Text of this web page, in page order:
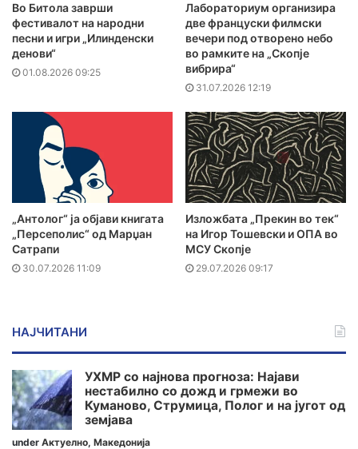
Во Битола заврши
фестивалот на народни
песни и игри „Илинденски
денови“
01.08.2026 09:25
Лабораториум организира
две француски филмски
вечери под отворено небо
во рамките на „Скопје
вибрира“
31.07.2026 12:19
„Антолог“ ја објави книгата
„Персеполис“ од Марџан
Сатрапи
30.07.2026 11:09
Изложбата „Прекин во тек“
на Игор Тошевски и ОПА во
МСУ Скопје
29.07.2026 09:17
НАЈЧИТАНИ
УХМР со најнова прогноза: Најави
нестабилно со дожд и грмежи во
Куманово, Струмица, Полог и на југот од
земјава
under Актуелно, Македонија